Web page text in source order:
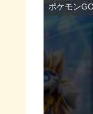
ポケモン